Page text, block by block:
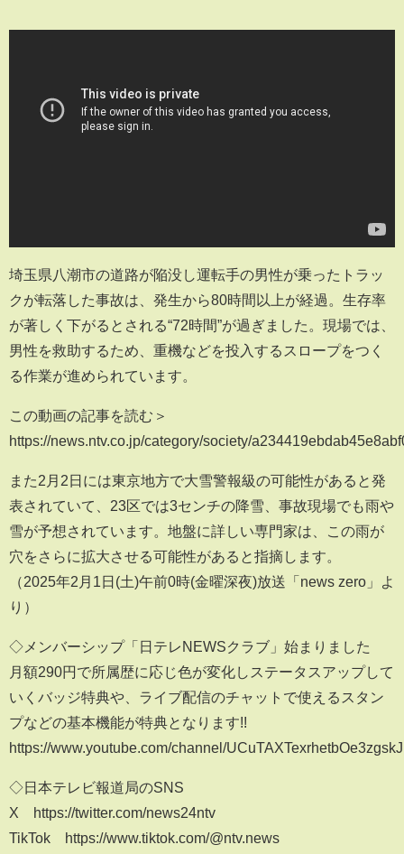
埼玉県八潮市の道路が陥没し運転手の男性が乗ったトラッ
クが転落した事故は、発生から80時間以上が経過。生存率
が著しく下がるとされる“72時間”が過ぎました。現場では、
男性を救助するため、重機などを投入するスロープをつく
る作業が進められています。
この動画の記事を読む＞
https://news.ntv.co.jp/category/society/
また2月2日には東京地方で大雪警報級の可能性があると発
表されていて、23区では3センチの降雪、事故現場でも雨や
雪が予想されています。地盤に詳しい専門家は、この雨が
穴をさらに拡大させる可能性があると指摘します。
（2025年2月1日(土)午前0時(金曜深夜)放送「news zero」よ
り）
◇メンバーシップ「日テレNEWSクラブ」始まりました
月額290円で所属歴に応じ色が変化しステータスアップして
いくバッジ特典や、ライブ配信のチャットで使えるスタン
プなどの基本機能が特典となります!!
https://www.youtube.com/channel/
◇日本テレビ報道局のSNS
X https://twitter.com/news24ntv
TikTok https://www.tiktok.com/@ntv.news